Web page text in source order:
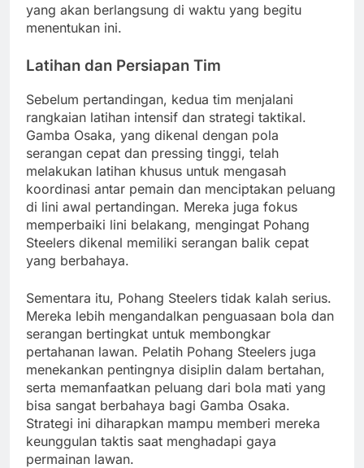
yang akan berlangsung di waktu yang begitu
menentukan ini.
Latihan dan Persiapan Tim
Sebelum pertandingan, kedua tim menjalani
rangkaian latihan intensif dan strategi taktikal.
Gamba Osaka, yang dikenal dengan pola
serangan cepat dan pressing tinggi, telah
melakukan latihan khusus untuk mengasah
koordinasi antar pemain dan menciptakan peluang
di lini awal pertandingan. Mereka juga fokus
memperbaiki lini belakang, mengingat Pohang
Steelers dikenal memiliki serangan balik cepat
yang berbahaya.
Sementara itu, Pohang Steelers tidak kalah serius.
Mereka lebih mengandalkan penguasaan bola dan
serangan bertingkat untuk membongkar
pertahanan lawan. Pelatih Pohang Steelers juga
menekankan pentingnya disiplin dalam bertahan,
serta memanfaatkan peluang dari bola mati yang
bisa sangat berbahaya bagi Gamba Osaka.
Strategi ini diharapkan mampu memberi mereka
keunggulan taktis saat menghadapi gaya
permainan lawan.